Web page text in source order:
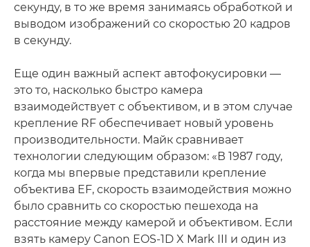
секунду, в то же время занимаясь обработкой и
выводом изображений со скоростью 20 кадров
в секунду.
Еще один важный аспект автофокусировки —
это то, насколько быстро камера
взаимодействует с объективом, и в этом случае
крепление RF обеспечивает новый уровень
производительности. Майк сравнивает
технологии следующим образом: «В 1987 году,
когда мы впервые представили крепление
объектива EF, скорость взаимодействия можно
было сравнить со скоростью пешехода на
расстояние между камерой и объективом. Если
взять камеру Canon EOS-1D X Mark III и один из